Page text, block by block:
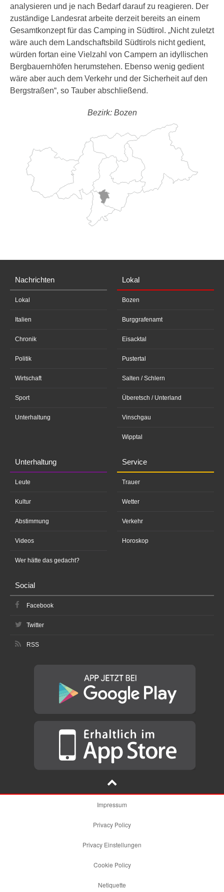
analysieren und je nach Bedarf darauf zu reagieren. Der
zuständige Landesrat arbeite derzeit bereits an einem
Gesamtkonzept für das Camping in Südtirol. „Nicht zuletzt
wäre auch dem Landschaftsbild Südtirols nicht gedient,
würden fortan eine Vielzahl von Campern an idyllischen
Bergbauernhöfen herumstehen. Ebenso wenig gedient
wäre aber auch dem Verkehr und der Sicherheit auf den
Bergstraßen“, so Tauber abschließend.
Bezirk: Bozen
Nachrichten
Lokal
Italien
Chronik
Politik
Wirtschaft
Sport
Unterhaltung
Lokal
Bozen
Burggrafenamt
Eisacktal
Pustertal
Salten / Schlern
Überetsch / Unterland
Vinschgau
Wipptal
Unterhaltung
Leute
Kultur
Abstimmung
Videos
Wer hätte das gedacht?
Service
Trauer
Wetter
Verkehr
Horoskop
Social
Facebook
Twitter
RSS
Impressum
Privacy Policy
Privacy Einstellungen
Cookie Policy
Netiquette